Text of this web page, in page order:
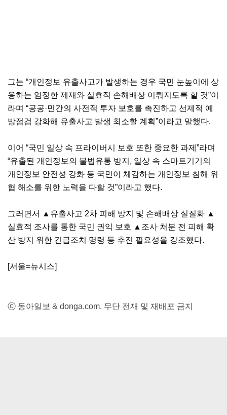
그는 “개인정보 유출사고가 발생하는 경우 국민 눈높이에 상
응하는 엄정한 제재와 실효적 손해배상 이뤄지도록 할 것”이
라며 “공공·민간의 사전적 투자 보호를 촉진하고 선제적 예
방점검 강화해 유출사고 발생 최소할 계획”이라고 말했다.
이어 “국민 일상 속 프라이버시 보호 또한 중요한 과제”라며
“유출된 개인정보의 불법유통 방지, 일상 속 스마트기기의
개인정보 안전성 강화 등 국민이 체감하는 개인정보 침해 위
협 해소를 위한 노력을 다할 것”이라고 했다.
그러면서 ▲유출사고 2차 피해 방지 및 손해배상 실질화 ▲
실효적 조사를 통한 국민 권익 보호 ▲조사 처분 전 피해 확
산 방지 위한 긴급조치 명령 등 추진 필요성을 강조했다.
[서울=뉴시스]
ⓒ 동아일보 & donga.com, 무단 전재 및 재배포 금지